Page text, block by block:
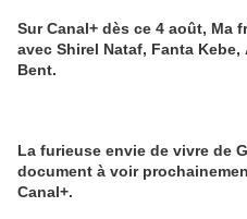
Sur Canal+ dès ce 4 août, Ma
avec Shirel Nataf, Fanta Kebe,
Bent.
La furieuse envie de vivre de
document à voir
Canal+.